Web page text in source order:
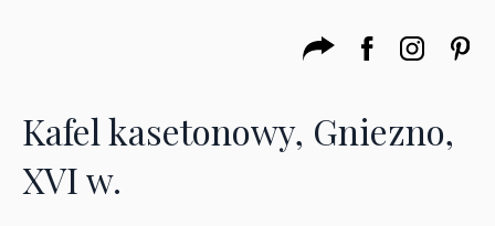
Kafel kasetonowy, Gniezno,
XVI w.